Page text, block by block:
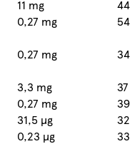
11 mg
44
0,27 mg
54
0,27 mg
34
3,3 mg
37
0,27 mg
39
31,5 µg
32
0,23 µg
33